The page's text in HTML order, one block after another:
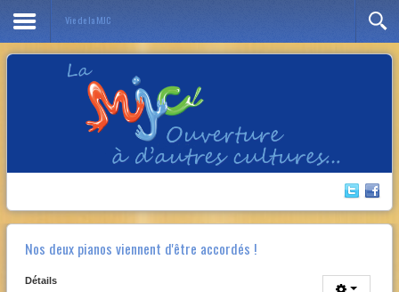
Vie de la MJC
Nos deux pianos viennent d'être accordés !
Détails